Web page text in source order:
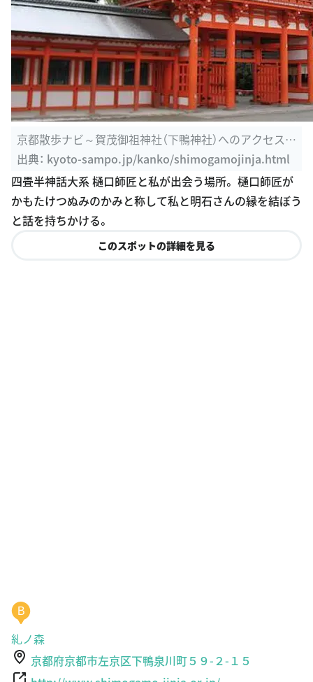
京都散歩ナビ～賀茂御祖神社（下鴨神社）へのアクセス、
地図、周辺情報 ...
出典： kyoto-sampo.jp/kanko/shimogamojinja.html
四畳半神話大系 樋口師匠と私が出会う場所。 樋口師匠が
かもたけつぬみのかみと称して私と明石さんの縁を結ぼう
と話を持ちかける。
このスポットの詳細を見る
B
糺ノ森
京都府京都市左京区下鴨泉川町５９-２-１５